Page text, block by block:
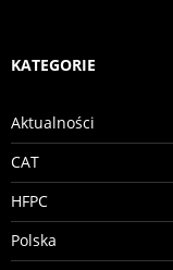
KATEGORIE
Aktualności
CAT
HFPC
Polska